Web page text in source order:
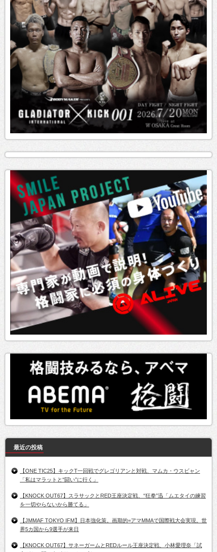
最近の投稿
【ONE TIC25】キックT一回戦でグレゴリアンと対戦、マムカ・ウスビャン
「私はマラットと“闘い”に行く」
【KNOCK OUT67】スラサックとRED王座決定戦、“狂拳”迅「ムエタイの練習
を一切やらないから勝てる」
【JMMAF TOKYO IFM】日本強化策。画期的=アマMMAで国際戦大会実現。世
界5カ国から9選手が来日
【KNOCK OUT67】サネーガームとREDルール王座決定戦、小林愛理奈「試